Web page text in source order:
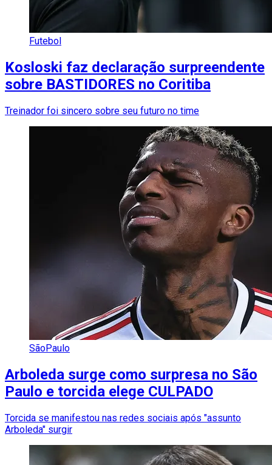
Futebol
Kosloski faz declaração surpreendente
sobre BASTIDORES no Coritiba
Treinador foi sincero sobre seu futuro no time
SãoPaulo
Arboleda surge como surpresa no São
Paulo e torcida elege CULPADO
Torcida se manifestou nas redes sociais após "assunto
Arboleda" surgir